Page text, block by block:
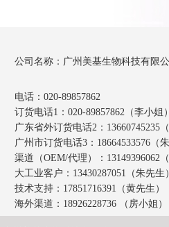
公司名称：广州美基生物科技有限
电话：020-89857862
订货电话1：020-89857862（李小姐
广东省外订货电话2：13660745235
广州市订货电话3：18664533576（
渠道（OEM/代理）：13149396062
大工业客户：13430287051（朱先生
技术支持：17851716391（黄先生）
海外渠道：18926228736 （房小姐）